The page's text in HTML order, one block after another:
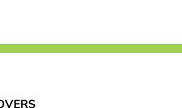
|0503418441|